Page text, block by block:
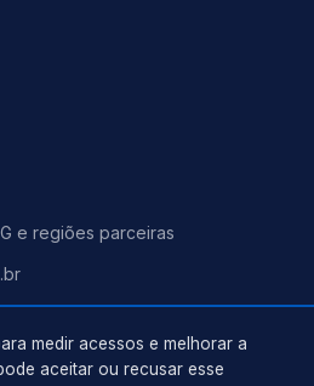
e regiões parceiras
medir acessos e melhorar a
aceitar ou recusar esse